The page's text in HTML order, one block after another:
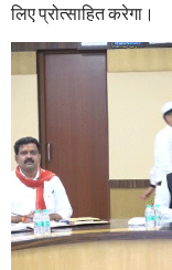
लिए प्रोत्साहित करेगा।